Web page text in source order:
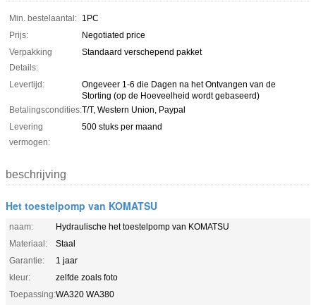
Min. bestelaantal: 1PC
Prijs:
Negotiated price
Verpakking
Details:
Standaard verschepend pakket
Levertijd:
Ongeveer 1-6 die Dagen na het Ontvangen van de
Storting (op de Hoeveelheid wordt gebaseerd)
Betalingscondities:T/T, Western Union, Paypal
Levering
vermogen:
500 stuks per maand
beschrijving
Het toestelpomp van KOMATSU
naam:
Hydraulische het toestelpomp van KOMATSU
Materiaal:
Staal
Garantie:
1 jaar
kleur:
zelfde zoals foto
Toepassing:WA320 WA380